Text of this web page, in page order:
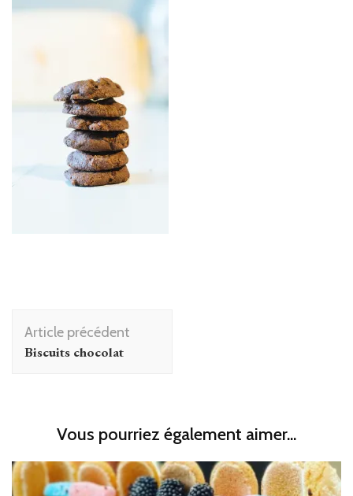
Navigation
d'article
Article précédent
Biscuits chocolat
Vous pourriez également aimer...